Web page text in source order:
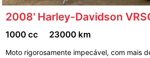
2008' Harley-Davidson
1000 cc 23000 km
Moto rigorosamente impecável, com mais